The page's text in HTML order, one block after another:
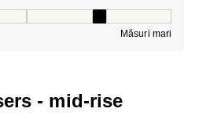
Măsuri mari
- mid-rise